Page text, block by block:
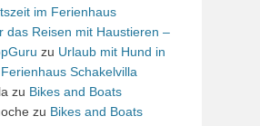
im Ferienhaus
das Reisen mit Haustieren –
zu Urlaub mit Hund in
Schakelvilla
zu Bikes and Boats
zu Bikes and Boats